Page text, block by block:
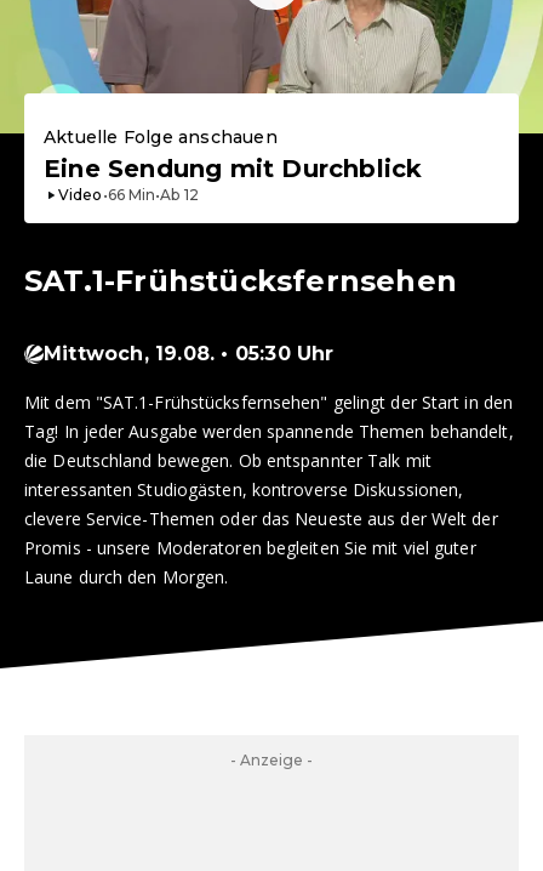
Aktuelle Folge anschauen
Eine Sendung mit Durchblick
Video •66Min•Ab 12
SAT.1-Frühstücksfernsehen
Mittwoch, 19.08. • 05:30 Uhr
Mit dem "SAT.1-Frühstücksfernsehen" gelingt der Start in den
Tag! In jeder Ausgabe werden spannende Themen behandelt,
die Deutschland bewegen. Ob entspannter Talk mit
interessanten Studiogästen, kontroverse Diskussionen,
clevere Service-Themen oder das Neueste aus der Welt der
Promis - unsere Moderatoren begleiten Sie mit viel guter
Laune durch den Morgen.
- Anzeige -